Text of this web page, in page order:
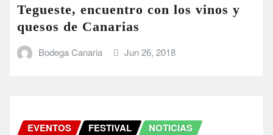
Tegueste, encuentro con los vinos y
quesos de Canarias
Bodega Canaria Jun 26, 2018
EVENTOS FESTIVAL
NOTICIAS